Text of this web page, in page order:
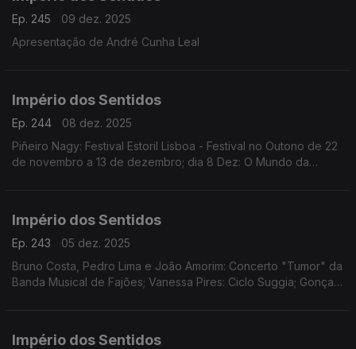
Ep. 245
09 dez. 2025
Apresentação de André Cunha Leal
Império dos Sentidos
Ep. 244
08 dez. 2025
Piñeiro Nagy: Festival Estoril Lisboa - Festival no Outono de 22
de novembro a 13 de dezembro; dia 8 Dez: O Mundo da
Império dos Sentidos
Ep. 243
05 dez. 2025
Bruno Costa, Pedro Lima e João Amorim: Concerto "Tumor" da
Banda Musical de Fajões; Vanessa Pires: Ciclo Suggia; Gonçalo
Império dos Sentidos